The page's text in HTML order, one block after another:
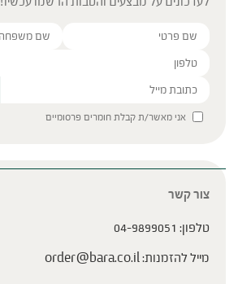
Please leave this field empty.
אני מאשר/ת קבלת חומרים פרסומיים
צור קשר
טלפון: 04-9899051
מייל להזמנות:order@bara.co.il